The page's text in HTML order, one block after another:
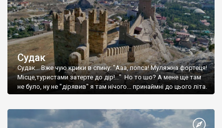
Судак
Судак... Вже чую крики в спину: "Ааа, попса! Муляжна фортеця!
Місце,туристами затерте до дір!..." Но то шо? А мене ще там
не було, ну не "дірявив" я там нічого... принаймні до цього літа.